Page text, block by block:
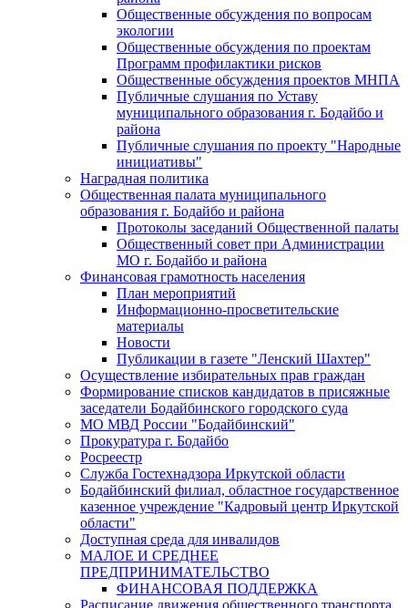
Общественные обсуждения по вопросам
экологии
Общественные обсуждения по проектам
Программ профилактики рисков
Общественные обсуждения проектов МНПА
Публичные слушания по Уставу
муниципального образования г. Бодайбо и
района
Публичные слушания по проекту "Народные
инициативы"
Наградная политика
Общественная палата муниципального
образования г. Бодайбо и района
Протоколы заседаний Общественной палаты
Общественный совет при Администрации
МО г. Бодайбо и района
Финансовая грамотность населения
План мероприятий
Информационно-просветительские
материалы
Новости
Публикации в газете "Ленский Шахтер"
Осуществление избирательных прав граждан
Формирование списков кандидатов в присяжные
заседатели Бодайбинского городского суда
МО МВД России "Бодайбинский"
Прокуратура г. Бодайбо
Росреестр
Служба Гостехнадзора Иркутской области
Бодайбинский филиал, областное государственное
казенное учреждение "Кадровый центр Иркутской
области"
Доступная среда для инвалидов
МАЛОЕ И СРЕДНЕЕ
ПРЕДПРИНИМАТЕЛЬСТВО
ФИНАНСОВАЯ ПОДДЕРЖКА
Расписание движения общественного транспорта